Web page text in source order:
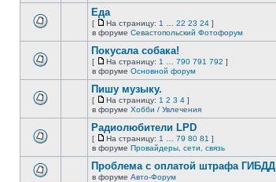
сообщений.
этой
непрочитанных
сообщений.
этой
непрочитанных
сообщений.
Еда
[
На
страницу
На страницу: 1 22 23 24 ]
в форуме Севастопольский Фотофорум
этой
непрочитанных
сообщений.
Покусала собака!
[
На
страницу
На страницу: 1 790 791 792 ]
в форуме Основной форум
этой
непрочитанных
сообщений.
Пишу музыку.
[
На
страницу
На страницу: 1 2 3 4 ]
в форуме Хобби / Увлечения
этой
Радиолюбители LPD
[
На
страницу
На страницу: 1 79 80 81 ]
в форуме Провайдеры, сети, связь
Проблема с оплатой штрафа ГИБДД
в форуме Авто-Форум